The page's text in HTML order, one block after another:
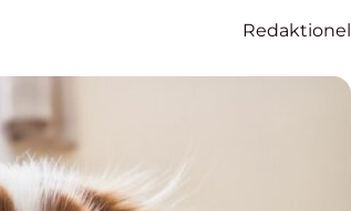
Redaktionel